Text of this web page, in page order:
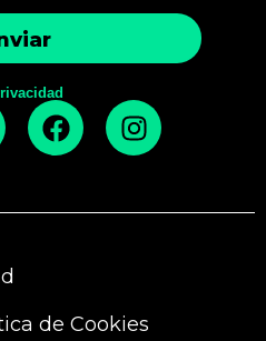
de Cookies